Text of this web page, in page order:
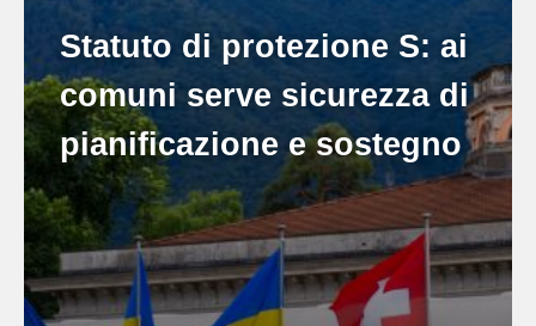
Statuto di protezione S: ai
comuni serve sicurezza di
pianificazione e sostegno